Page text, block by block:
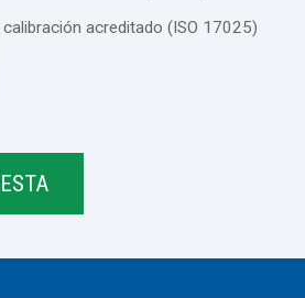
calibración acreditado (ISO 17025)